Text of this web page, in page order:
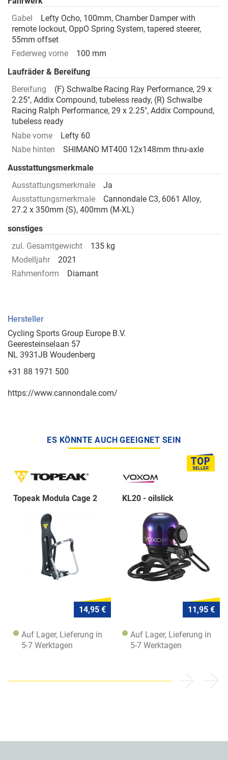
Gabel
Lefty Ocho, 100mm, Chamber Damper with
remote lockout, OppO Spring System, tapered steerer,
55mm offset
Federweg vorne
100 mm
Laufräder & Bereifung
Bereifung
(F) Schwalbe Racing Ray Performance, 29 x
2.25", Addix Compound, tubeless ready, (R) Schwalbe
Racing Ralph Performance, 29 x 2.25", Addix Compound,
tubeless ready
Nabe vorne
Lefty 60
Nabe hinten
SHIMANO MT400 12x148mm thru-axle
Ausstattungsmerkmale
Ausstattungsmerkmale
Ja
Ausstattungsmerkmale
Cannondale C3, 6061 Alloy,
27.2 x 350mm (S), 400mm (M-XL)
sonstiges
zul. Gesamtgewicht
135 kg
Modelljahr
2021
Rahmenform
Diamant
Hersteller
Cycling Sports Group Europe B.V.
Geeresteinselaan 57
NL 3931JB Woudenberg
+31 88 1971 500
https://www.cannondale.com/
ES KÖNNTE AUCH GEEIGNET SEIN
Topeak Modula Cage 2
14,95 €
Auf Lager, Lieferung in
5-7 Werktagen
KL20 - oilslick
11,95 €
Auf Lager, Lieferung in
5-7 Werktagen